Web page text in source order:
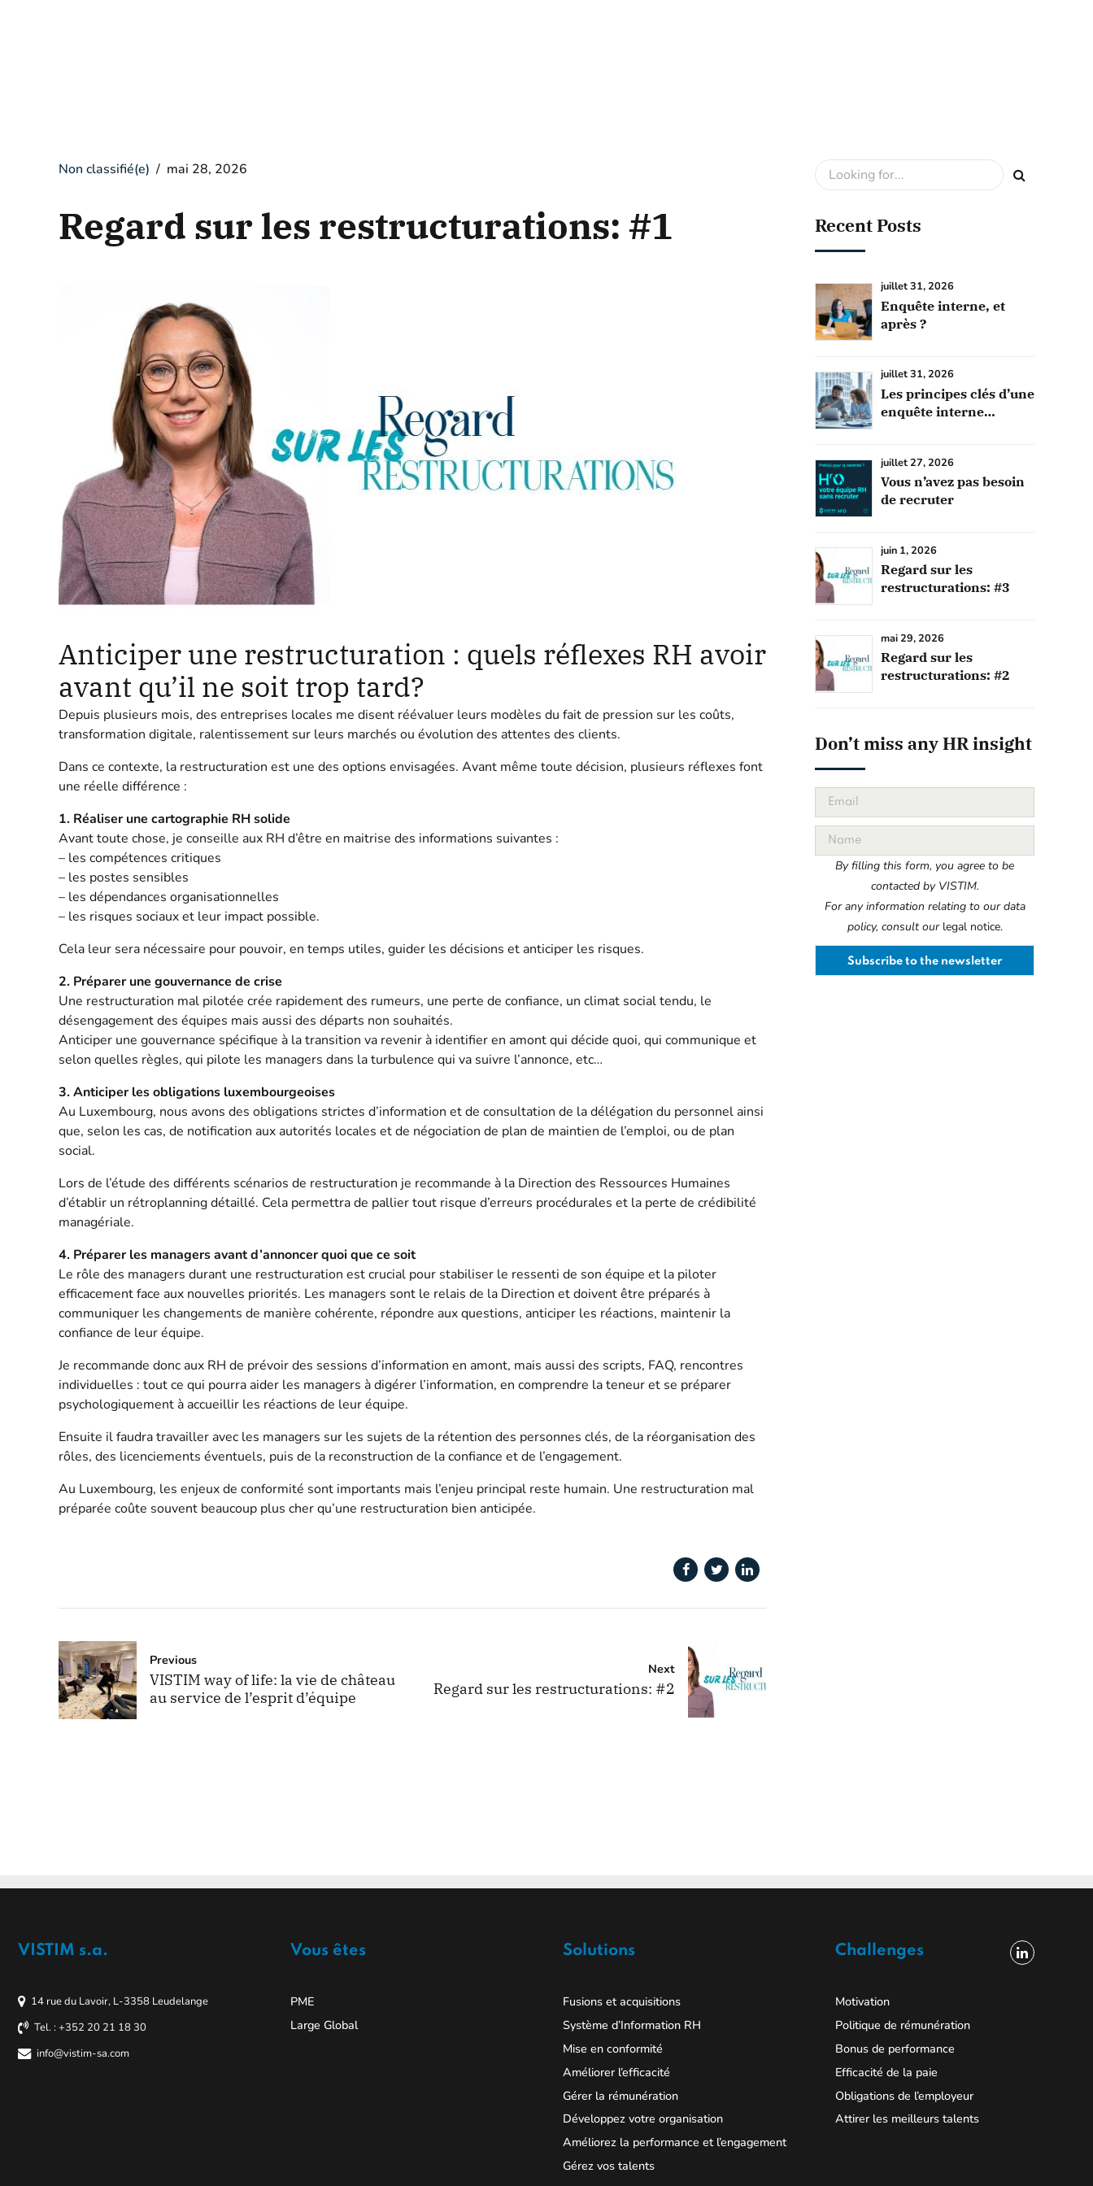
Non classifié(e) mai 28, 2026
Regard sur les restructurations: #1
Anticiper une restructuration : quels réflexes RH avoir
avant qu’il ne soit trop tard?
Depuis plusieurs mois, des entreprises locales me disent réévaluer leurs modèles du fait de pression sur les coûts,
transformation digitale, ralentissement sur leurs marchés ou évolution des attentes des clients.
Dans ce contexte, la restructuration est une des options envisagées. Avant même toute décision, plusieurs réflexes font
une réelle différence :
1. Réaliser une cartographie RH solide
Avant toute chose, je conseille aux RH d’être en maitrise des informations suivantes :
– les compétences critiques
– les postes sensibles
– les dépendances organisationnelles
– les risques sociaux et leur impact possible.
Cela leur sera nécessaire pour pouvoir, en temps utiles, guider les décisions et anticiper les risques.
2. Préparer une gouvernance de crise
Une restructuration mal pilotée crée rapidement des rumeurs, une perte de confiance, un climat social tendu, le
désengagement des équipes mais aussi des départs non souhaités.
Anticiper une gouvernance spécifique à la transition va revenir à identifier en amont qui décide quoi, qui communique et
selon quelles règles, qui pilote les managers dans la turbulence qui va suivre l’annonce, etc…
3. Anticiper les obligations luxembourgeoises
Au Luxembourg, nous avons des obligations strictes d’information et de consultation de la délégation du personnel ainsi
que, selon les cas, de notification aux autorités locales et de négociation de plan de maintien de l’emploi, ou de plan
social.
Lors de l’étude des différents scénarios de restructuration je recommande à la Direction des Ressources Humaines
d’établir un rétroplanning détaillé. Cela permettra de pallier tout risque d’erreurs procédurales et la perte de crédibilité
managériale.
4. Préparer les managers avant d’annoncer quoi que ce soit
Le rôle des managers durant une restructuration est crucial pour stabiliser le ressenti de son équipe et la piloter
efficacement face aux nouvelles priorités. Les managers sont le relais de la Direction et doivent être préparés à
communiquer les changements de manière cohérente, répondre aux questions, anticiper les réactions, maintenir la
confiance de leur équipe.
Je recommande donc aux RH de prévoir des sessions d’information en amont, mais aussi des scripts, FAQ, rencontres
individuelles : tout ce qui pourra aider les managers à digérer l’information, en comprendre la teneur et se préparer
psychologiquement à accueillir les réactions de leur équipe.
Ensuite il faudra travailler avec les managers sur les sujets de la rétention des personnes clés, de la réorganisation des
rôles, des licenciements éventuels, puis de la reconstruction de la confiance et de l’engagement.
Au Luxembourg, les enjeux de conformité sont importants mais l’enjeu principal reste humain. Une restructuration mal
préparée coûte souvent beaucoup plus cher qu’une restructuration bien anticipée.
Previous
VISTIM way of life: la vie de château
au service de l’esprit d’équipe
Next
Regard sur les restructurations: #2
Recent Posts
juillet 31, 2026
Enquête interne, et
après ?
juillet 31, 2026
Les principes clés d’une
enquête interne
juillet 27, 2026
Vous n’avez pas besoin
de recruter
juin 1, 2026
Regard sur les
restructurations: #3
mai 29, 2026
Regard sur les
restructurations: #2
Don’t miss any HR insight
By filling this form, you agree to be
contacted by VISTIM.
For any information relating to our data
policy, consult our legal notice.
VISTIM s.a.
14 rue du Lavoir, L-3358 Leudelange
Tel. : +352 20 21 18 30
info@vistim-sa.com
Vous êtes
PME
Large Global
Solutions
Fusions et acquisitions
Système d’Information RH
Mise en conformité
Améliorer l’efficacité
Gérer la rémunération
Développez votre organisation
Améliorez la performance et l’engagement
Gérez vos talents
Challenges
Motivation
Politique de rémunération
Bonus de performance
Efficacité de la paie
Obligations de l’employeur
Attirer les meilleurs talents